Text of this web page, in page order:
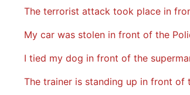
The terrorist attack took place in
My car was stolen in front of the
I tied my dog in front of the
The trainer is standing up in front of